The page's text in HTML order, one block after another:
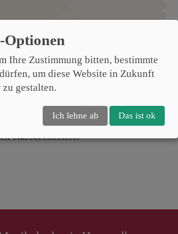
des Int.
gestalten das
des Kurses mit Werken für
Solo, kammermusikalischen
und durch den
Kursorchesters.
Optionen
Ihre Zustimmung bitten, bestimmte
um diese Website in Zukunft
gestalten.
Ich lehne ab Das ist ok